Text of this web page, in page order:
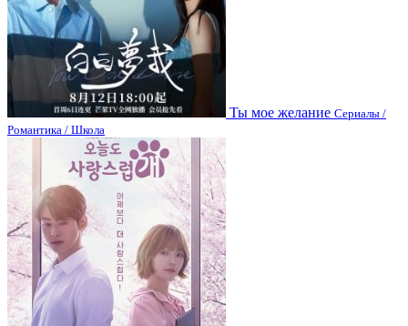
Ты мое желание Сериалы /
Романтика / Школа